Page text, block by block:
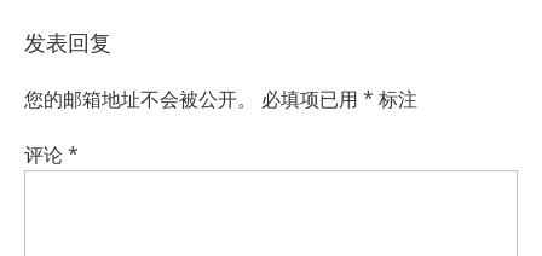
发表回复
您的邮箱地址不会被公开。 必填项已用 * 标注
评论*